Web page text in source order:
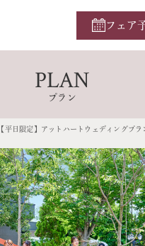
フェア
PLAN
プラン
【平日限定】アットハートウェディングプラ